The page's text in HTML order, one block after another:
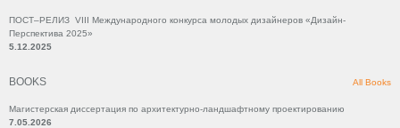
ПОСТ–РЕЛИЗ VIII Международного конкурса молодых дизайнеров «Дизайн-
Перспектива 2025»
5.12.2025
BOOKS All Books
Магистерская диссертация по архитектурно-ландшафтному проектированию
7.05.2026